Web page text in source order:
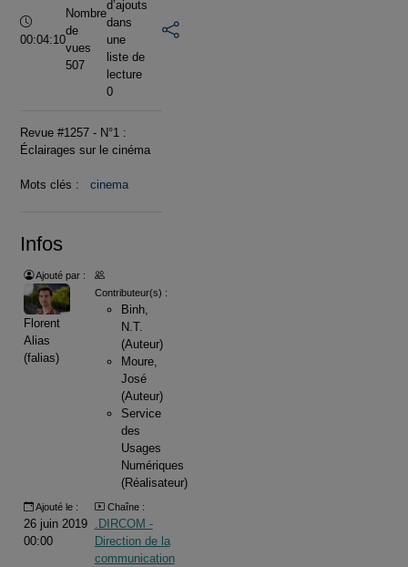
Durée :
00:04:10
Nombre
de
vues
507
d’ajouts
dans
une
liste de
lecture
0
Revue #1257 - N°1 :
Éclairages sur le cinéma
Mots clés : cinema
Infos
Ajouté par :
Florent
Alias
(falias)
Contributeur(s) :
Binh,
N.T.
(Auteur)
Moure,
José
(Auteur)
Service
des
Usages
Numériques
(Réalisateur)
Ajouté le :
26 juin 2019
00:00
Chaîne :
.DIRCOM -
Direction de la
communication